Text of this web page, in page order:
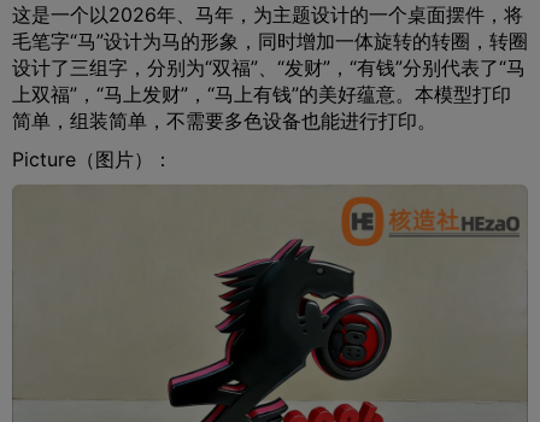
这是一个以2026年、马年，为主题设计的一个桌面摆件，将
毛笔字“马”设计为马的形象，同时增加一体旋转的转圈，转圈
设计了三组字，分别为“双福”、“发财”，“有钱”分别代表了“马
上双福”，“马上发财”，“马上有钱”的美好蕴意。本模型打印
简单，组装简单，不需要多色设备也能进行打印。
Picture（图片）：